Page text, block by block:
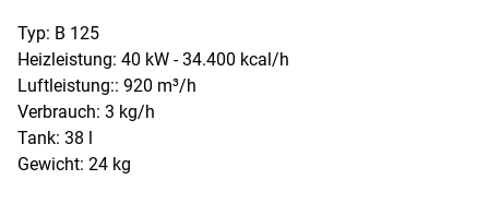
Typ: B 125
Heizleistung: 40 kW - 34.400 kcal/h
Luftleistung:: 920 m³/h
Verbrauch: 3 kg/h
Tank: 38 l
Gewicht: 24 kg